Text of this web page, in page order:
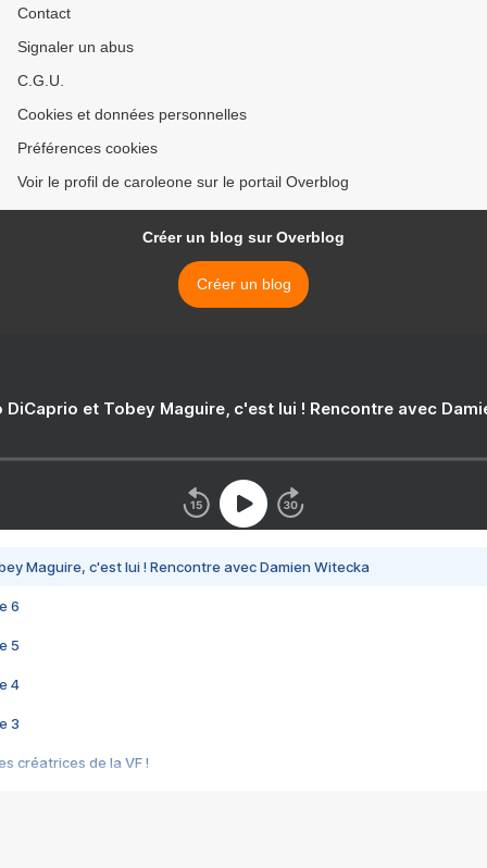
Contact
Signaler un abus
C.G.U.
Cookies et données personnelles
Préférences cookies
Voir le profil de caroleone sur le portail Overblog
Créer un blog sur Overblog
Créer un blog
DiCaprio et Tobey Maguire, c'est lui ! Rencontre avec
Maguire, c'est lui ! Rencontre avec Damien Witecka
6
5
4
3
créatrices de la VF !